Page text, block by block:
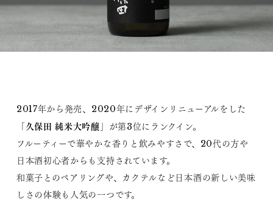
2017年から発売、2020年にデザインリニューアルをした
久保田 純米大吟醸 」が第3位にランクイン。
フルーティーで華やかな香りと飲みやすさで、20代の方や
日本酒初心者からも支持されています。
和菓子とのペアリングや、カクテルなど日本酒の新しい美味
しさの体験も人気の一つです。